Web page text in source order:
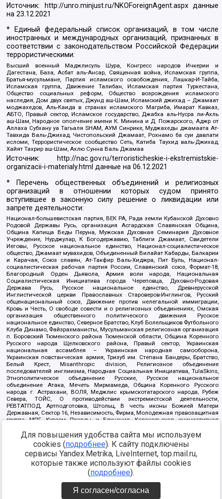
Источник: http://unro.minjust.ru/NKOForeignAgent.aspxданные
на23.12.2021
* Единый федеральный список организаций, в том числе
иностранных и международных организаций, признанных в
соответствии с законодательством Российской Федерации
террористическими:
Высший военный Маджлисуль Шура, Конгресс народов Ичкерии и
Дагестана, База, Асбат аль-Ансар, Священная война, Исламская группа,
Братья-мусульмане, Партия исламского освобождения, Лашкар-И-Тайба,
Исламская группа, Движение Талибан, Исламская партия Туркестана,
Общество социальных реформ, Общество возрождения исламского
наследия, Дом двух святых, Джунд аш-Шам, Исламский джихад – Джамаат
моджахедов, Аль-Каида в странах исламского Магриба, Имарат Кавказ,
АБТО, Правый сектор, Исламское государство, Джабха аль-Нусра ли-Ахль
аш-Шам, Народное ополчение имени К. Минина и Д. Пожарского, Аджр от
Аллаха Субхану уа Тагьаля SHAM, АУМ Синрике, Муджахеды джамаата Ат-
Тавхида Валь-Джихад, Чистопольский Джамаат, Рохнамо ба суи давлати
исломи, Террористическое сообщество Сеть, Катиба Таухид валь-Джихад,
Хайят Тахрир аш-Шам, Ахлю Сунна Валь Джамаа
Источник:
http://nac.gov.ru/terroristicheskie-i-ekstremistskie-
organizacii-i-materialy.html данные на06.12.2021
* Перечень общественных объединений и религиозных
организаций в отношении которых судом принято
вступившее в законную силу решение о ликвидации или
запрете деятельности:
Национал-большевистская партия, ВЕК РА, Рада земли Кубанской Духовно
Родовой Державы Русь, организация Асгардская Славянская Община,
Община Капища Веды Перуна, Мужская Духовная Семинария Духовное
Учреждение, Нурджулар, К Богодержавию, Таблиги Джамаат, Свидетели
Иеговы, Русское национальное единство, Национал-социалистическое
общество, Джамаат мувахидов, Объединенный Вилайат Кабарды, Балкарии
и Карачая, Союз славян, Ат-Такфир Валь-Хиджра, Пит Буль, Национал-
социалистическая рабочая партия России, Славянский союз, Формат-18,
Благородный Орден Дьявола, Армия воли народа, Национальная
Социалистическая Инициатива города Череповца, Духовно-Родовая
Держава Русь, Русское национальное единство, Древнерусской
Инглистической церкви Православных Староверов-Инглингов, Русский
общенациональный союз, Движение против нелегальной иммиграции,
Кровь и Честь, О свободе совести и о религиозных объединениях, Омская
организация общественного политического движения Русское
национальное единство, Северное Братство, Клуб Болельщиков Футбольного
Клуба Динамо, Файзрахманисты, Мусульманская религиозная организация
п. Боровский Тюменского района Тюменской области, Община Коренного
Русского народа Щелковского района, Правый сектор, Украинская
национальная ассамблея – Украинская народная самооборона,
Украинская повстанческая армия, Тризуб им. Степана Бандеры, Братство,
Белый Крест, Misanthropic division, Религиозное объединение
последователей инглиизма, Народная Социальная Инициатива, TulaSkins,
Этнополитическое объединение Русские, Русское национальное
объединение Атака, Мечеть Мирмамеда, Община Коренного Русского
народа г. Астрахани, ВОЛЯ, Меджлис крымскотатарского народа, Рубеж
Севера, ТОЙС, О противодействии экстремистской деятельности,
РЕВТАТПОД, Артподготовка, Штольц, В честь иконы Божией Матери
Державная, Сектор 16, Независимость, Фирма, Молодежная правозащитная
группа МПГ, Курсом Правды и Единения, Каракольская инициативная
Благотворительный пансионат Ак Умут, Русская республика Русь,
Арестантское уголовное единство, Башкорт, Нация и свобода, W.H.С., Фалунь
Дафа, Иртыш Ultras, Русский Патриотический клуб-Новокузнецк/РПК,
Сибирский державный союз, Фонд борьбы с коррупцией, Фонд защиты прав
граждан, Штабы Навального, Совет граждан СССР Прикубанского округа г.
https://minjust.gov.ru/ru/documents/7822/
Для повышения удобства сайта мы используем
cookies (подробнее). К сайту подключены
сервисы Yandex.Metrika, LiveInternet, top.mail.ru,
которые также используют файлы cookies
(подробнее).
Я согласен/согласна